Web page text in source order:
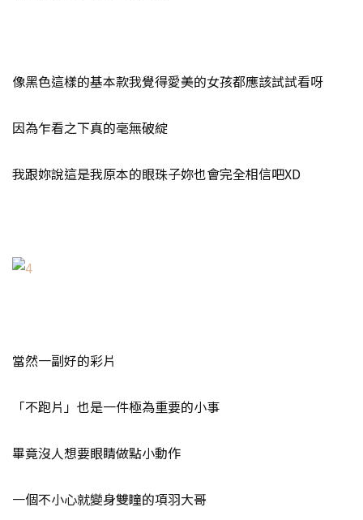
像黑色這樣的基本款我覺得愛美的女孩都應該試試看呀
因為乍看之下真的毫無破綻
我跟妳說這是我原本的眼珠子妳也會完全相信吧XD
當然一副好的彩片
「不跑片」也是一件極為重要的小事
畢竟沒人想要眼睛做點小動作
一個不小心就變身雙瞳的項羽大哥